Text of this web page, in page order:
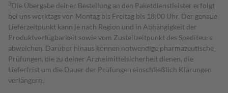
3Die Übergabe deiner Bestellung an den Paketdienstleister erfolgt
bei uns werktags von Montag bis Freitag bis 18:00 Uhr. Der genaue
Lieferzeitpunkt kann je nach Region und in Abhängigkeit der
Produktverfügbarkeit sowie vom Zustellzeitpunkt des Spediteurs
abweichen. Darüber hinaus können notwendige pharmazeutische
Prüfungen, die zu deiner Arzneimittelsicherheit dienen, die
Lieferfrist um die Dauer der Prüfungen einschließlich Klärungen
verlängern.